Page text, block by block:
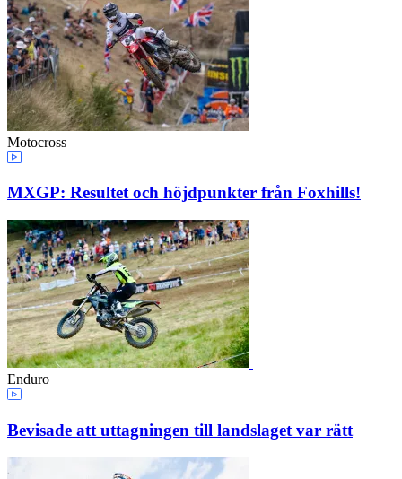
Motocross
MXGP: Resultet och höjdpunkter från Foxhills!
Enduro
Bevisade att uttagningen till landslaget var rätt